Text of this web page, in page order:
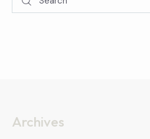
Archives